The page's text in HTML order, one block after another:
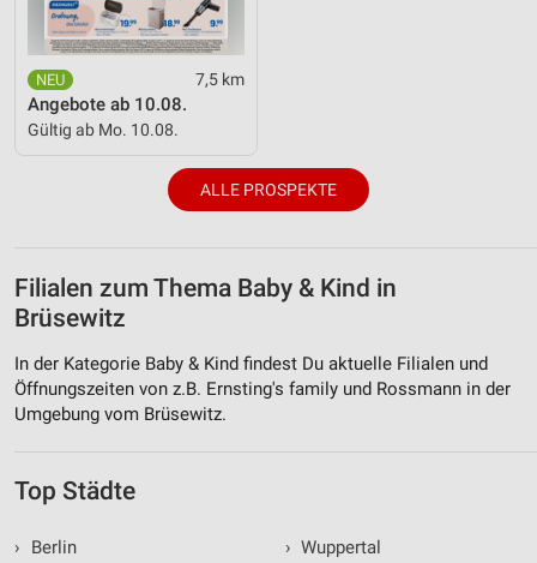
7,5 km
Angebote ab 10.08.
Gültig ab Mo. 10.08.
ALLE PROSPEKTE
Filialen zum Thema Baby & Kind in
Brüsewitz
In der Kategorie Baby & Kind findest Du aktuelle Filialen und
Öffnungszeiten von z.B. Ernsting's family und Rossmann in der
Umgebung vom Brüsewitz.
Top Städte
›
Berlin
› Wuppertal